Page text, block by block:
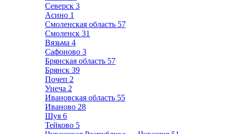
Северск 3
Асино 1
Смоленская область 57
Смоленск 31
Вязьма 4
Сафоново 3
Брянская область 57
Брянск 39
Почеп 2
Унеча 2
Ивановская область 55
Иваново 28
Шуя 6
Тейково 5